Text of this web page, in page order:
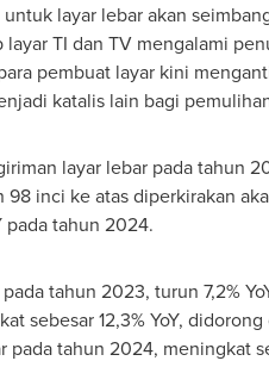
layar lebar akan
TI dan TV mengalami
pembuat layar kini
katalis lain bagi
layar lebar pada tahun
inci ke atas diperkirakan
pada tahun 2024.
tahun 2023, turun 7,2%
sebesar 12,3% YoY,
pada tahun 2024, meningkat